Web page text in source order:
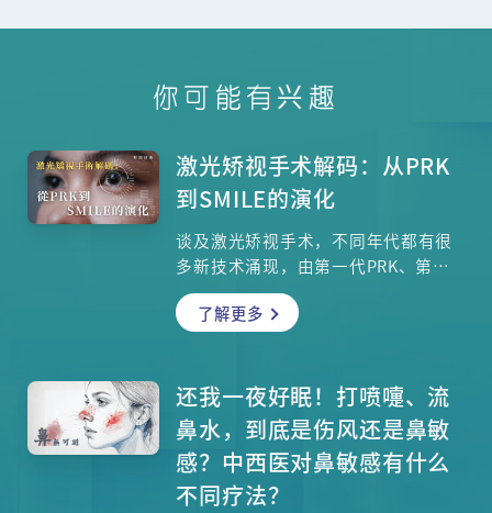
你可能有兴趣
激光矫视手术解码：从PRK
到SMILE的演化
谈及激光矫视手术，不同年代都有很
多新技术涌现，由第一代PRK、第二
代LASIK、至第三代SMILE，伤口越来
越细，复元时间越来越短，但今时今
等，究竟孰真孰假？本集请来眼科专
科医生汤文杰医生，为大家一一解
答。
了解更多
还我一夜好眠！打喷嚏、流
鼻水，到底是伤风还是鼻敏
感？中西医对鼻敏感有什么
不同疗法？